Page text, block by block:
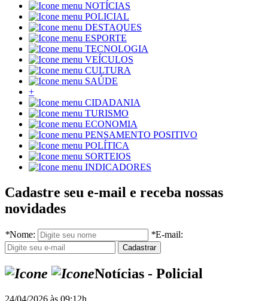
NOTÍCIAS
POLICIAL
DESTAQUES
ESPORTE
TECNOLOGIA
VEÍCULOS
CULTURA
SAÚDE
+
CIDADANIA
TURISMO
ECONOMIA
PENSAMENTO POSITIVO
POLÍTICA
SORTEIOS
INDICADORES
Cadastre seu e-mail e receba nossas
novidades
*Nome: *E-mail:
Notícias - Policial
24/04/2026 às 09:12h